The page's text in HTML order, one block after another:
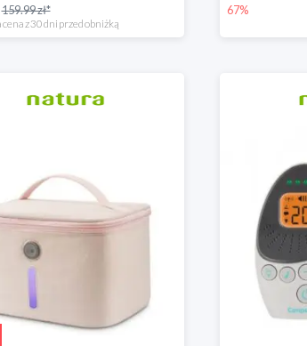
159.99 zł*
z 30 dni przed obniżką
67%